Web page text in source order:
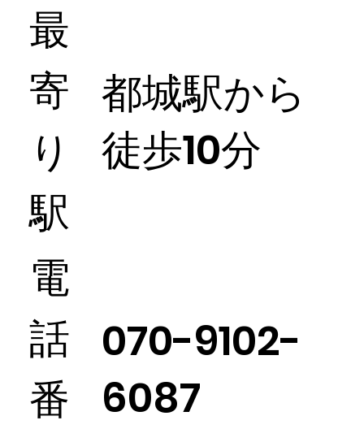
最
寄
り
駅
都城駅から
徒歩10分
電
話
番
​070-9102-
6087